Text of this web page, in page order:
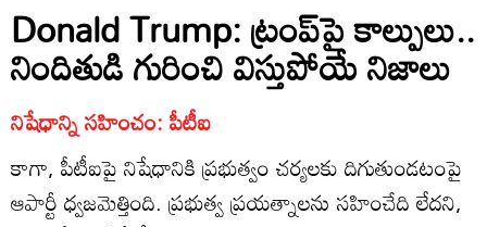
Donald Trump: ట్రంప్‌పై కాల్పులు..
నిందితుడి గురించి విస్తుపోయే నిజాలు
నిషేధాన్ని సహించం: పీటీఐ
కాగా, పీటీఐపై నిషేధానికి ప్రభుత్వం చర్యలకు దిగుతుండటంపై
ఆపార్టీ ధ్వజమెత్తింది. ప్రభుత్వ ప్రయత్నాలను సహించేది లేదని,